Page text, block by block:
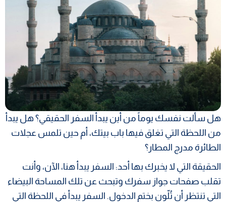
هل سألت نفسك يوماً من أين يبدأ السفر الحقيقي؟ هل يبدأ
من اللحظة التي تغلق فيها باب بيتك، أم حين تلمس عجلات
الطائرة مدرج المطار؟
الحقيقة التي لا يخبرك بها أحد: السفر يبدأ هنا، الآن، وأنت
تقلب صفحات جواز سفرك وتبحث عن تلك المساحة البيضاء
التي تنتظر أن تُلّون بختم الدخول. السفر يبدأ في اللحظة التي